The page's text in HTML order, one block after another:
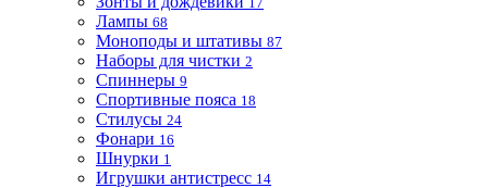
Лампы 68
Моноподы и штативы 87
Наборы для чистки 2
Спиннеры 9
Спортивные пояса 18
Стилусы 24
Фонари 16
Шнурки 1
Игрушки антистресс 14